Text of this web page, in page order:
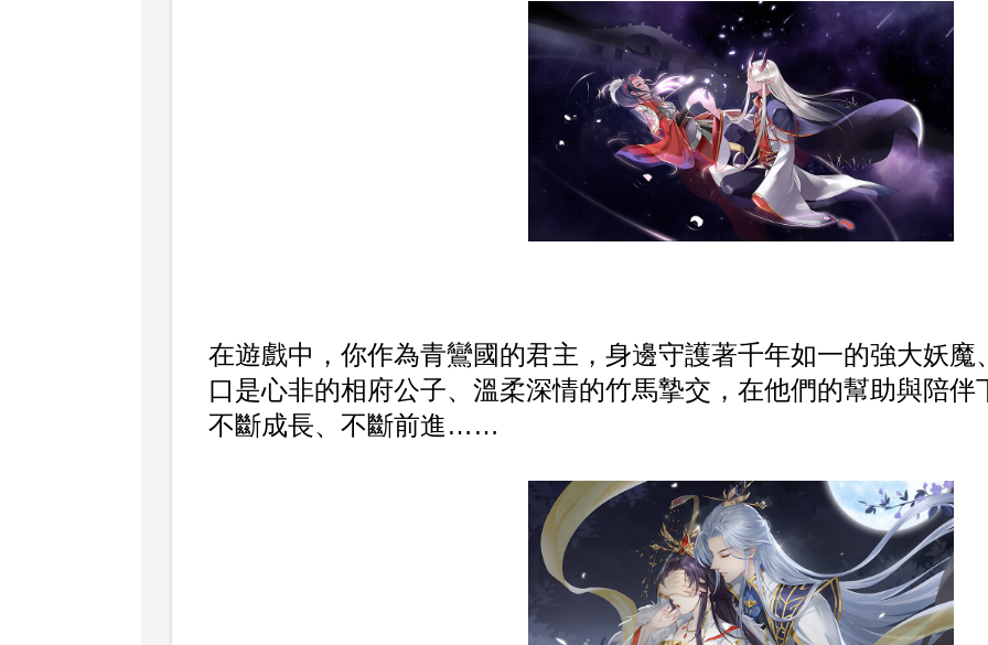
在遊戲中，你作為青鸞國的君主，身邊守護著千年如一的強大妖魔
口是心非的相府公子、溫柔深情的竹馬摯交，在他們的幫助與陪
不斷成長、不斷前進……